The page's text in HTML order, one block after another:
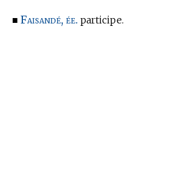
■ Faisandé, ée. participe.